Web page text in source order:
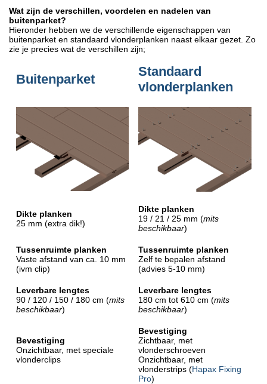
Wat zijn de verschillen, voordelen en nadelen van
buitenparket?
Hieronder hebben we de verschillende eigenschappen van
buitenparket en standaard vlonderplanken naast elkaar gezet. Zo
zie je precies wat de verschillen zijn;
Buitenparket
Standaard
vlonderplanken
Dikte planken
25 mm (extra dik!)
Dikte planken
19 / 21 / 25 mm (mits
beschikbaar)
Tussenruimte planken
Vaste afstand van ca. 10 mm
(ivm clip)
Tussenruimte planken
Zelf te bepalen afstand
(advies 5-10 mm)
Leverbare lengtes
90 / 120 / 150 / 180 cm (mits
beschikbaar)
Leverbare lengtes
180 cm tot 610 cm (mits
beschikbaar)
Bevestiging
Onzichtbaar, met speciale
vlonderclips
Bevestiging
Zichtbaar, met
vlonderschroeven
Onzichtbaar, met
vlonderstrips (Hapax Fixing
Pro)